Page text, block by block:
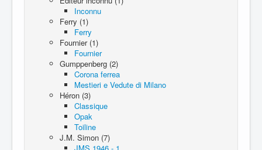
Inconnu
Ferry (1)
Ferry
Fournier (1)
Fournier
Gumppenberg (2)
Corona ferrea
Mestieri e Vedute di Milano
Héron (3)
Classique
Opak
Toiline
J.M. Simon (7)
JMS 1946 - 1